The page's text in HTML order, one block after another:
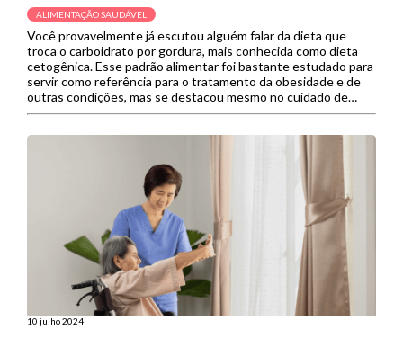
ALIMENTAÇÃO SAUDÁVEL
Você provavelmente já escutou alguém falar da dieta que
troca o carboidrato por gordura, mais conhecida como dieta
cetogênica. Esse padrão alimentar foi bastante estudado para
servir como referência para o tratamento da obesidade e de
outras condições, mas se destacou mesmo no cuidado de
doenças neurológicas, como a epilepsia. Contudo, novamente
10 julho 2024